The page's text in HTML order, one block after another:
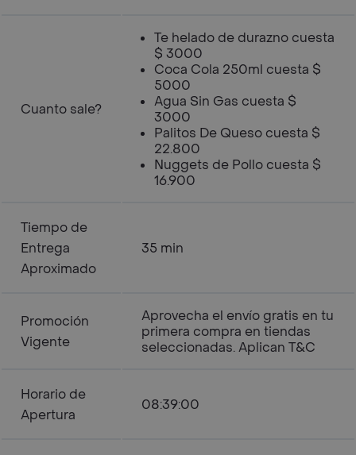
Cuanto sale?
Te helado de durazno cuesta
$ 3000
Coca Cola 250ml cuesta $
5000
Agua Sin Gas cuesta $
3000
Palitos De Queso cuesta $
22.800
Nuggets de Pollo cuesta $
16.900
Tiempo de
Entrega
Aproximado
35 min
Promoción
Vigente
Aprovecha el envío gratis en tu
primera compra en tiendas
seleccionadas. Aplican T&C
Horario de
Apertura
08:39:00